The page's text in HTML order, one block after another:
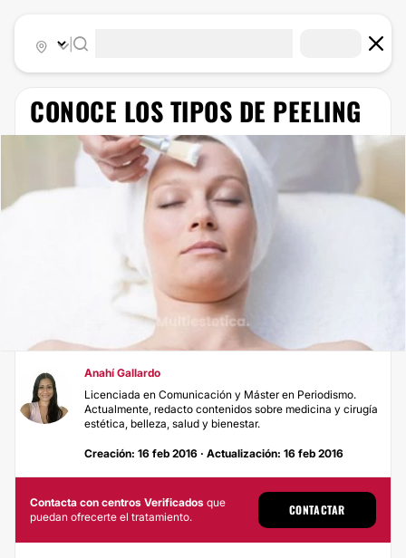
CONOCE LOS TIPOS DE PEELING
Anahí Gallardo
Licenciada en Comunicación y Máster en Periodismo.
Actualmente, redacto contenidos sobre medicina y cirugía
estética, belleza, salud y bienestar.
Creación: 16 feb 2016 · Actualización: 16 feb 2016
Contacta con centros Verificados que
puedan ofrecerte el tratamiento.
CONTACTAR